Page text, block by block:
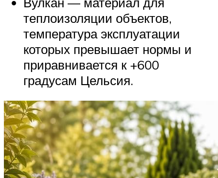
теплоизоляции объектов,
температура эксплуатации
которых превышает нормы и
приравнивается к +600
градусам Цельсия.